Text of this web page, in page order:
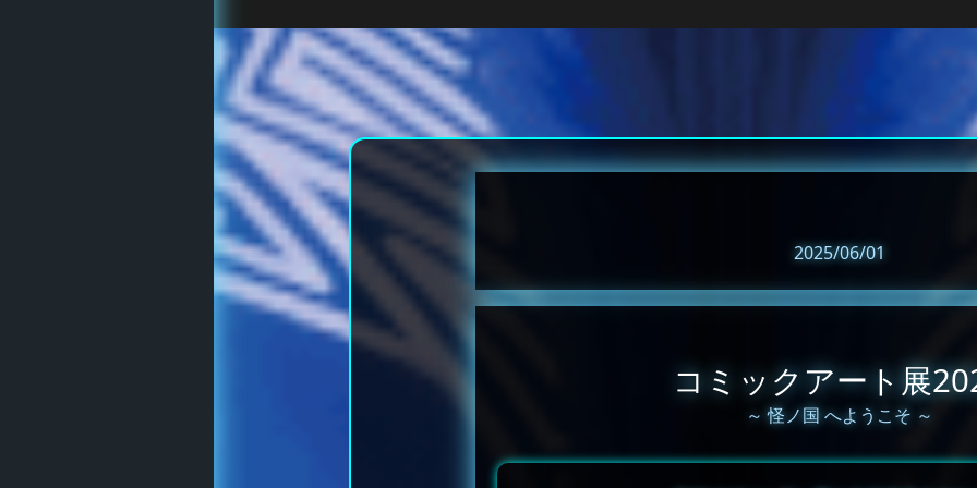
2025/06/01
コミックアート展
～ 怪ノ国 へようこそ ～